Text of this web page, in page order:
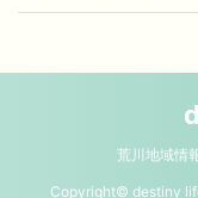
荒川地域情
Copyright© destiny